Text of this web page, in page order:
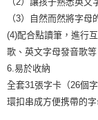
（3）自然而然將字母
(4)配合點讀筆，進行
歌、英文字母發音歌等
6.易於收納
全套31張字卡（26個
環扣串成方便携帶的字